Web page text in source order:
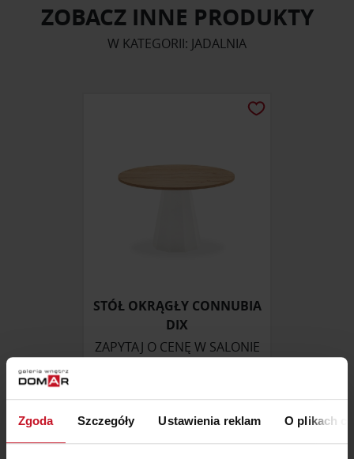
Zgoda Szczegóły Ustawienia reklam O plikach
ZOBACZ INNE PRODUKTY
W KATEGORII: JADALNIA
STÓŁ OKRĄGŁY CONNUBIA
DIX
ZAPYTAJ O CENĘ W SALONIE